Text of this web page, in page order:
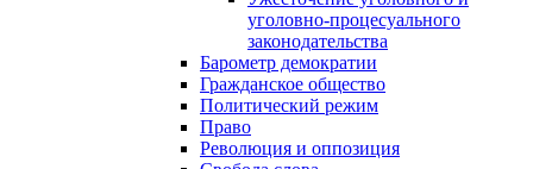
уголовно-процесуального
законодательства
Барометр демократии
Гражданское общество
Политический режим
Право
Революция и оппозиция